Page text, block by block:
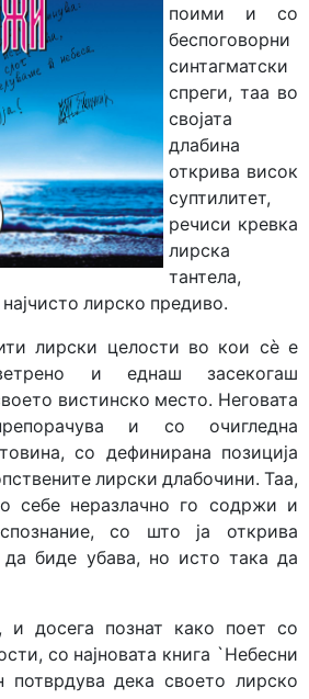
поими и со
беспоговорни
синтагматски
спреги, таа во
својата
длабина
открива висок
суптилитет,
речиси кревка
лирска
тантела,
лирско предиво.
лирски целости во кои сè е
и еднаш засекогаш
вистинско место. Неговата
и со очигледна
со дефинирана позиција
лирски длабочини. Таа,
себе неразлачно го содржи и
со што ја открива
да биде убава, но исто така да
и досега познат како поет со
со најновата книга `Небесни
потврдува дека своето лирско